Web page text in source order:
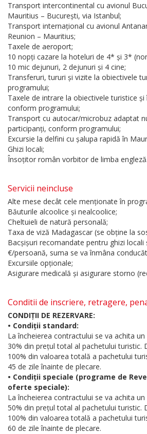
Transport intercontinental cu avionul
Mauritius – București, via Istanbul;
Transport internațional cu avionul
Reunion – Mauritius;
Taxele de aeroport;
10 nopți cazare la hoteluri de 4* și 3*
10 mic dejunuri, 2 dejunuri și 4 cine;
Transferuri, tururi și vizite la obiectivele
programului;
Taxele de intrare la obiectivele turistice
conform programului;
Transport cu autocar/microbuz adaptat
participanți, conform programului;
Excursie la delfini cu șalupa rapidă în
Ghizi locali;
Însoțitor român vorbitor de limba engleză.
Servicii neincluse
Alte mese decât cele menționate în
Băuturile alcoolice și nealcoolice;
Cheltuieli de natură personală;
Taxa de viză Madagascar (se obține la
Bacșișuri recomandate pentru ghizi locali
€/persoană, suma se va înmâna
Excursiile opționale;
Asigurare medicală și asigurare storno
Conditii de inscriere, retragere,
CONDIȚII DE REZERVARE:
• Condiții standard:
La încheierea contractului se va achita
30% din prețul total al pachetului turistic.
100% din valoarea totală a pachetului
45 de zile înainte de plecare.
• Condiții speciale (programe de
oferte speciale):
La încheierea contractului se va achita
50% din prețul total al pachetului turistic.
100% din valoarea totală a pachetului
60 de zile înainte de plecare.